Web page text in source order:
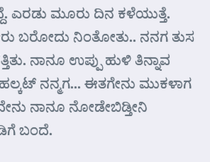
ಎರಡು ಮೂರು ದಿನ ಕಳೆಯುತ್ತೆ.
ಬರೋದು ನಿಂತೋತು.. ನನಗ ತುಸ
ನಾನೂ ಉಪ್ಪು ಹುಳಿ ತಿನ್ನಾವ
ಹಲ್ಕಟ್ ನನ್ಮಗ… ಈತಗೇನು ಮುಕಳಾಗ
ನಾನೂ ನೋಡೇಬಿಡ್ತೀನಿ
ಬಂದೆ.